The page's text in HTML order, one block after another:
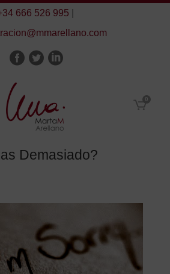
666 526 995
0
Demasiado?